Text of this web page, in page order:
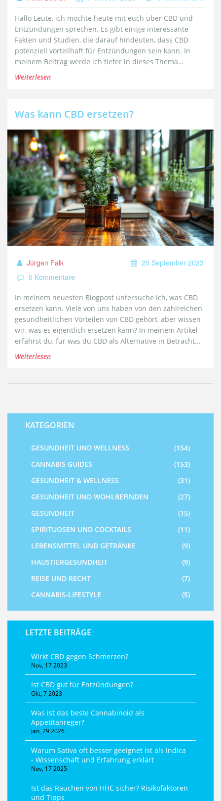
Hallo Leute, ich möchte heute mit euch über CBD und
Entzündungen sprechen. Es gibt einige interessante
Fakten und Studien, die darauf hindeuten, dass CBD
potenziell vorteilhaft für Entzündungen sein kann. In
meinem Beitrag werde ich tiefer in dieses Thema
eintauchen und wichtige Forschungsergebnisse
Weiterlesen
Was kann CBD ersetzen?
Jürgen Falk
25 September 2023
0 Kommentare
In meinem neuesten Blogpost untersuche ich, was CBD
ersetzen kann. Viele von uns haben von den zahlreichen
gesundheitlichen Vorteilen von CBD gehört, aber wissen
wir, was es eigentlich ersetzen kann? In meinem Artikel
erfährst du, für was du CBD als Alternative in Betracht
ziehen kannst. Ich werde die vielen
Weiterlesen
KATEGORIEN
GESUNDHEIT UND WELLNESS
(154)
CANNABIS GUIDES
(153)
GESUNDHEIT & WELLNESS
(31)
GESUNDHEIT UND WOHLBEFINDEN
(27)
GESUNDHEIT
(15)
SPIRITUOSEN UND COCKTAILS
(11)
LEBENSMITTEL UND GETRÄNKE
(9)
HAUSTIERGESUNDHEIT
(9)
REISE UND RECHT
(7)
CANNABIS-LIFESTYLE
(5)
LETZTE BEITRÄGE
Wirkt CBD gegen Schmerzen?
Nov, 17 2023
Ist CBD gut für Entzündungen?
Okt, 7 2023
Was ist das beste Cannabinoid als
Appetitanreger?
Jan, 29 2026
Warum Sativa oft besser geeignet ist als Indica
- Wissenschaft und Erfahrung erklärt
Nov, 17 2025
Ist das Rauchen von HHC sicher? Risikofaktoren
und Tipps